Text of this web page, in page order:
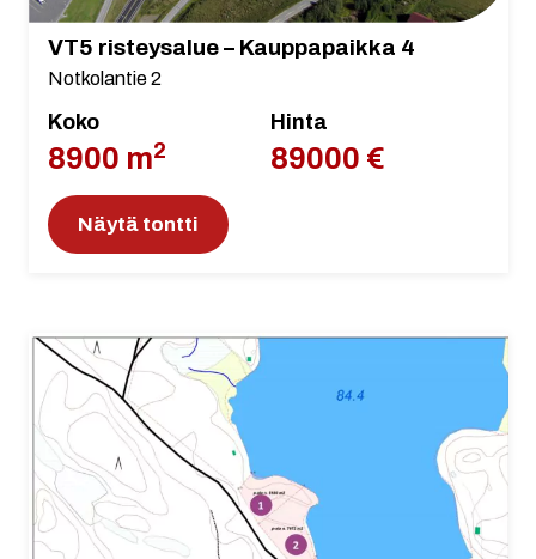
VT5 risteysalue – Kauppapaikka 4
Notkolantie 2
Koko
8900 m2
Hinta
89000 €
Näytä tontti